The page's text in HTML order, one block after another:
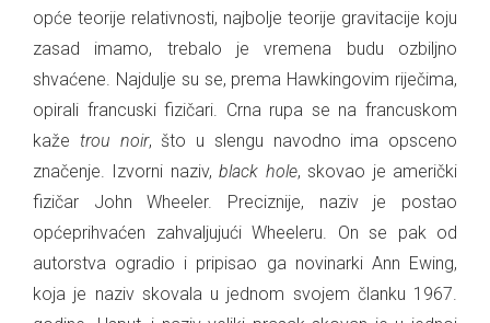
opće teorije relativnosti, najbolje teorije gravitacije koju
zasad imamo, trebalo je vremena budu ozbiljno
shvaćene. Najdulje su se, prema Hawkingovim riječima,
opirali francuski fizičari. Crna rupa se na francuskom
kaže trou noir, što u slengu navodno ima opsceno
značenje. Izvorni naziv,black hole, skovao je američki
fizičar John Wheeler. Preciznije, naziv je postao
općeprihvaćen zahvaljujući Wheeleru. On se pak od
autorstva ogradio i pripisao ga novinarki Ann Ewing,
koja je naziv skovala u jednom svojem članku 1967.